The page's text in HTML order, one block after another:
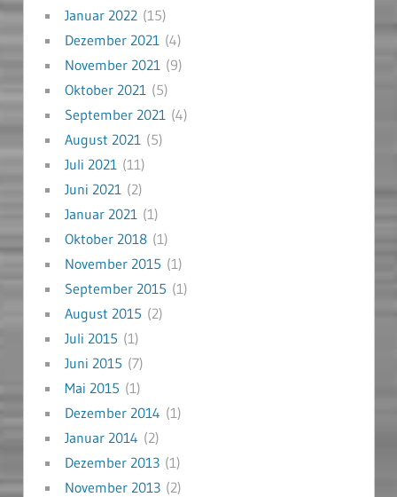
Januar 2022(15)
Dezember 2021 (4)
November 2021 (9)
Oktober 2021 (5)
September 2021 (4)
August 2021 (5)
Juli 2021 (11)
Juni 2021 (2)
Januar 2021 (1)
Oktober 2018(1)
November 2015 (1)
September 2015 (1)
August 2015 (2)
Juli 2015 (1)
Juni 2015 (7)
Mai 2015 (1)
Dezember 2014 (1)
Januar 2014 (2)
Dezember 2013(1)
November 2013(2)